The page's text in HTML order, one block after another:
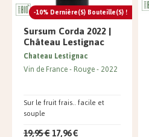
-10% Dernière(s) Bouteille(s) !
Sursum Corda 2022 |
Château Lestignac
Sur le fruit frais.. facile et
souple
Chateau Lestignac
Vin de France Rouge 2022
19,95 €17,96 €